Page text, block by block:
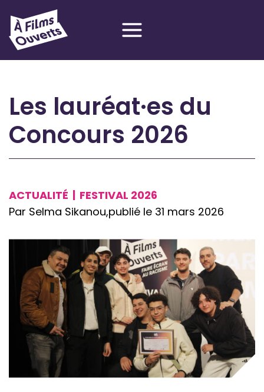
contenu
Les lauréat·es du
Concours 2026
ACTUALITÉ
FESTIVAL 2026
Par Selma Sikanou,publié le 31 mars 2026